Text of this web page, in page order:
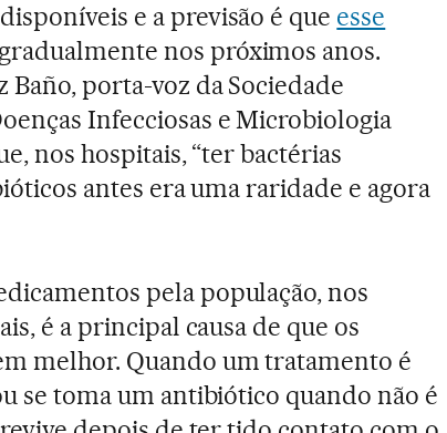
e a previsão é que esse
nos próximos anos.
Baño, porta-voz da Sociedade
Infecciosas e Microbiologia
nos hospitais, “ter bactérias
antes era uma raridade e agora
pela população, nos
é a principal causa de que os
melhor. Quando um tratamento é
se toma um antibiótico quando não é